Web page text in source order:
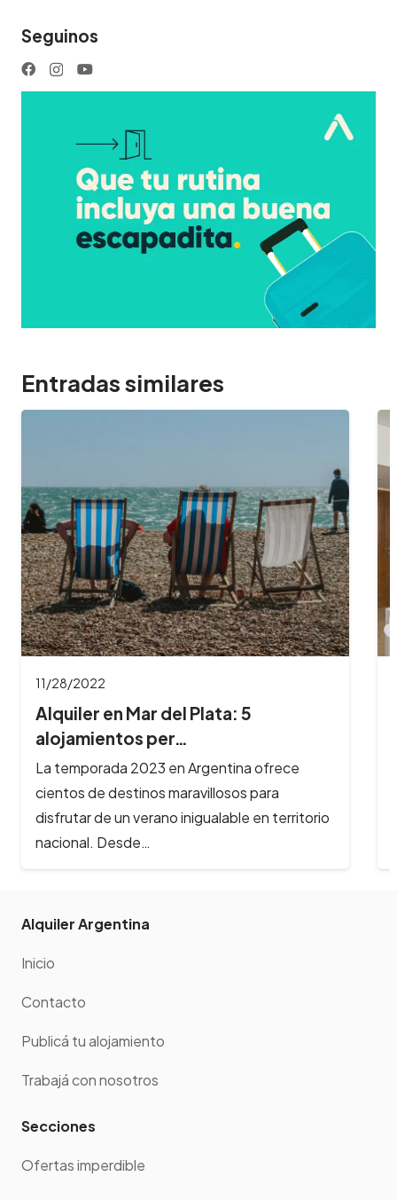
Seguinos
Entradas similares
11/28/2022
Alquiler en Mar del Plata: 5
alojamientos per…
La temporada 2023 en Argentina ofrece
cientos de destinos maravillosos para
disfrutar de un verano inigualable en territorio
nacional. Desde…
Alquiler Argentina
Inicio
Contacto
Publicá tu alojamiento
Trabajá con nosotros
Secciones
Ofertas imperdible